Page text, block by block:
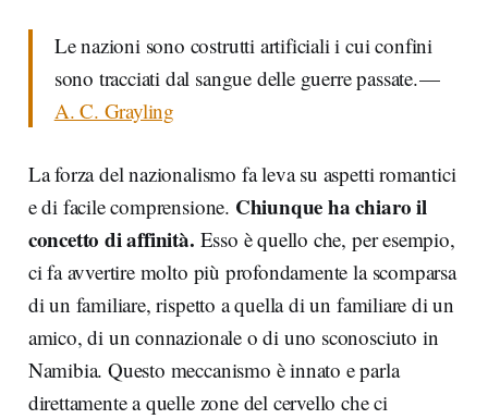
Le nazioni sono costrutti artificiali i cui confini
sono tracciati dal sangue delle guerre passate. —
A. C. Grayling
La forza del nazionalismo fa leva su aspetti romantici
e di facile comprensione. Chiunque ha chiaro il
concetto di affinità. Esso è quello che, per esempio,
ci fa avvertire molto più profondamente la scomparsa
di un familiare, rispetto a quella di un familiare di un
amico, di un connazionale o di uno sconosciuto in
Namibia. Questo meccanismo è innato e parla
direttamente a quelle zone del cervello che ci